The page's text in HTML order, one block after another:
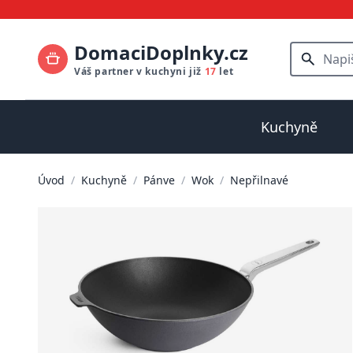
DomaciDoplnky.cz
Váš partner v kuchyni již 17 let
Kuchyně
Úvod / Kuchyně / Pánve / Wok / Nepřilnavé